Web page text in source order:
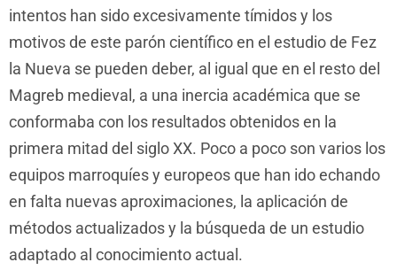
intentos han sido excesivamente tímidos y los
motivos de este parón científico en el estudio de Fez
la Nueva se pueden deber, al igual que en el resto del
Magreb medieval, a una inercia académica que se
conformaba con los resultados obtenidos en la
primera mitad del siglo XX. Poco a poco son varios los
equipos marroquíes y europeos que han ido echando
en falta nuevas aproximaciones, la aplicación de
métodos actualizados y la búsqueda de un estudio
adaptado al conocimiento actual.